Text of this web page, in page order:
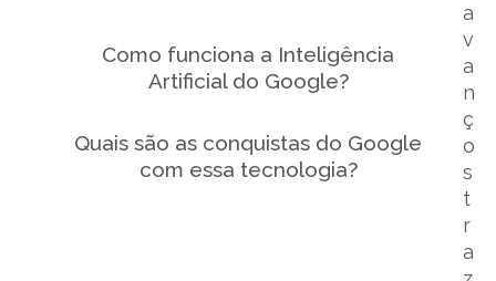
a
v
a
n
ç
o
s
t
r
a
Como funciona a Inteligência
Artificial do Google?
Quais são as conquistas do Google
com essa tecnologia?